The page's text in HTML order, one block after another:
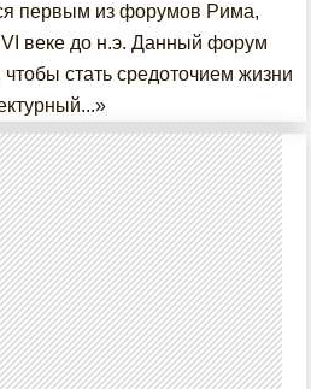
первым из форумов Рима,
веке до н.э. Данный форум
стать средоточием жизни